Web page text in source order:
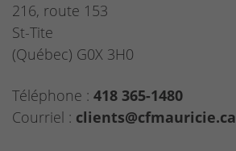
216, route 153
St-Tite
(Québec) G0X 3H0
Téléphone : 418 365-1480
Courriel : clients@cfmauricie.ca